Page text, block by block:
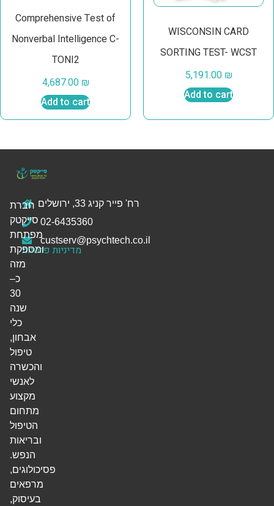
Comprehensive Test of
Nonverbal Intelligence C-
TONI2
4,687.00 ₪
Add to cart
WISCONSIN CARD
SORTING TEST- WCST
5,191.00 ₪
Add to cart
רח' פייר קניג 33, ירושלים
02-6435360
custserv@psychtech.co.il
מדיניות פרטיות
חברת
סייקטק
מפתחת
ומספקת
מזה
כ–
30
שנה
כלי
אבחון,
טיפול
והכשרה
לאנשי
מקצוע
מתחום
הטיפול
ובריאות
הנפש.
פסיכולוגים,
מרפאים
בעיסוק,